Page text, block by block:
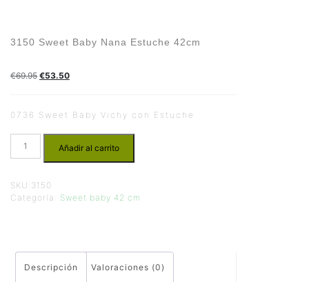
3150 Sweet Baby Nana Estuche 42cm
€69.95 €53.50
0736 Sweet Baby Vichy con Estuche
Añadir al carrito
SKU: 3150
Categoría: Sweet baby 42 cm
Descripción Valoraciones (0)